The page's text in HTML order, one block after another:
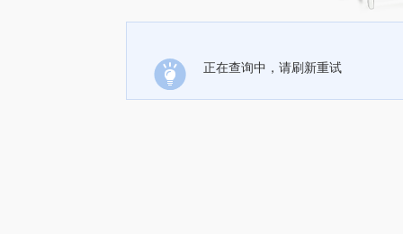
正在查询中，请刷新重试